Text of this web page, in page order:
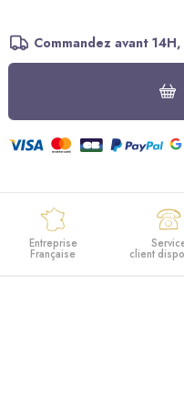
Commandez avant
Entreprise
Française client